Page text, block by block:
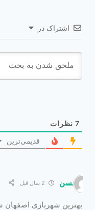
اشتراک در
7 نظرات
قدیمی‌ترین
محسن
بهترین شهربازی اصفهان